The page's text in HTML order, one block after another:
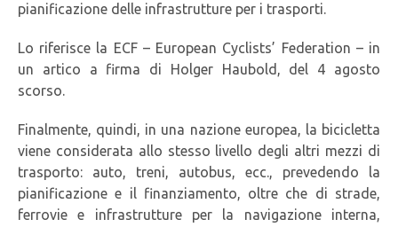
pianificazione delle infrastrutture per i trasporti.
Lo riferisce la ECF – European Cyclists’ Federation – in
un artico a firma di Holger Haubold, del 4 agosto
scorso.
Finalmente, quindi, in una nazione europea, la bicicletta
viene considerata allo stesso livello degli altri mezzi di
trasporto: auto, treni, autobus, ecc., prevedendo la
pianificazione e il finanziamento, oltre che di strade,
ferrovie e infrastrutture per la navigazione interna,